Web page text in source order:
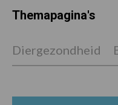
Themapagina's
Diergezondheid